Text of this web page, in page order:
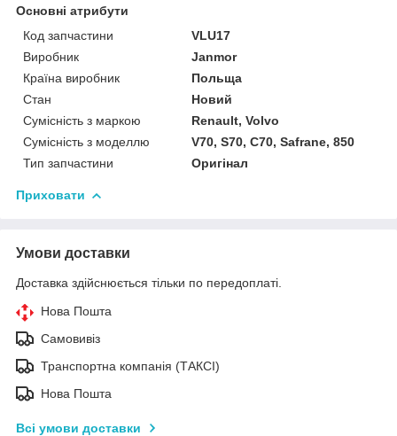
Основні атрибути
Код запчастини
VLU17
Виробник
Janmor
Країна виробник
Польща
Стан
Новий
Сумісність з маркою
Renault, Volvo
Сумісність з моделлю
V70, S70, C70, Safrane, 850
Тип запчастини
Оригінал
Приховати
Умови доставки
Доставка здійснюється тільки по передоплаті.
Нова Пошта
Самовивіз
Транспортна компанія (ТАКСІ)
Нова Пошта
Всі умови доставки